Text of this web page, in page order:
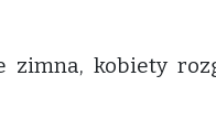
kobiety